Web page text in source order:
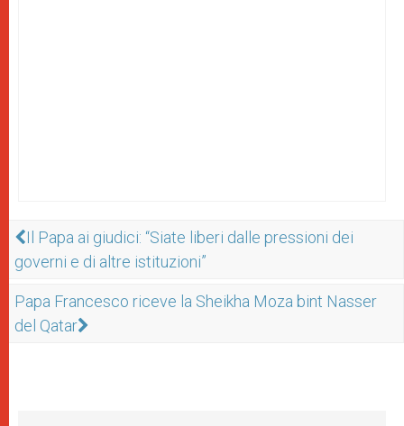
Il Papa ai giudici: “Siate liberi dalle pressioni dei
governi e di altre istituzioni”
Papa Francesco riceve la Sheikha Moza bint Nasser
del Qatar